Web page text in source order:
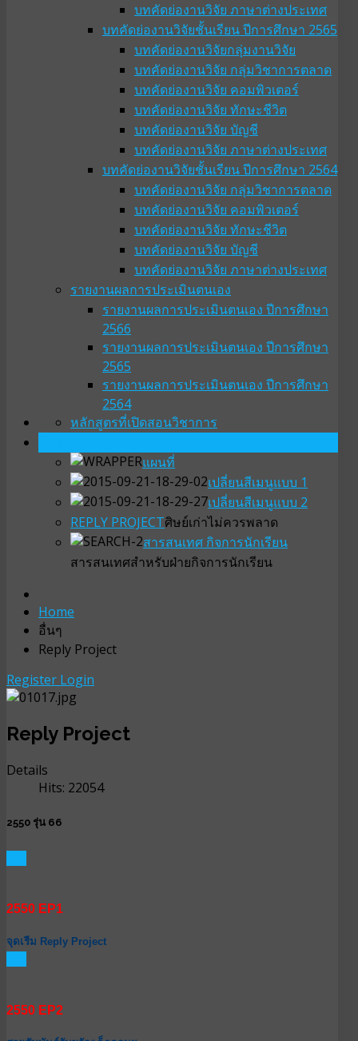
บทคัดย่องานวิจัย ภาษาต่างประเทศ
บทคัดย่องานวิจัยชั้นเรียน ปีการศึกษา 2565
บทคัดย่องานวิจัยกลุ่มงานวิจัย
บทคัดย่องานวิจัย กลุ่มวิชาการตลาด
บทคัดย่องานวิจัย คอมพิวเตอร์
บทคัดย่องานวิจัย ทักษะชีวิต
บทคัดย่องานวิจัย บัญชี
บทคัดย่องานวิจัย ภาษาต่างประเทศ
บทคัดย่องานวิจัยชั้นเรียน ปีการศึกษา 2564
บทคัดย่องานวิจัย กลุ่มวิชาการตลาด
บทคัดย่องานวิจัย คอมพิวเตอร์
บทคัดย่องานวิจัย ทักษะชีวิต
บทคัดย่องานวิจัย บัญชี
บทคัดย่องานวิจัย ภาษาต่างประเทศ
รายงานผลการประเมินตนเอง
รายงานผลการประเมินตนเอง ปีการศึกษา
2566
รายงานผลการประเมินตนเอง ปีการศึกษา
2565
รายงานผลการประเมินตนเอง ปีการศึกษา
2564
วิชาการ
หลักสูตรที่เปิดสอน
แผนที่
เปลี่ยนสีเมนูแบบ 1
เปลี่ยนสีเมนูแบบ 2
REPLY PROJECTศิษย์เก่าไม่ควรพลาด
สารสนเทศ กิจการนักเรียน
สารสนเทศสำหรับฝ่ายกิจการนักเรียน
Home
อื่นๆ
Reply Project
Register Login
Reply Project
Details
Hits: 22054
2550 รุ่น 66
2550 EP1
จุดเรีม Reply Project
2550 EP2